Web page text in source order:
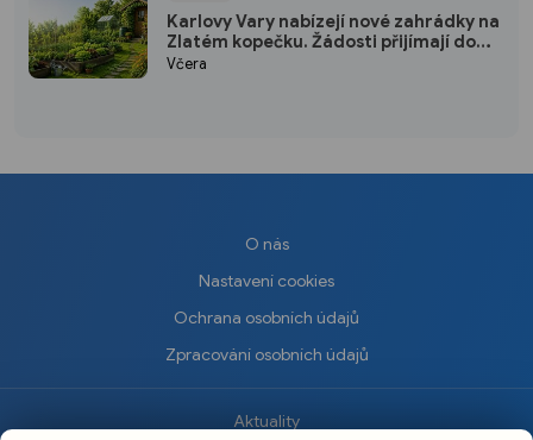
Karlovy Vary nabízejí nové zahrádky na
Zlatém kopečku. Žádosti přijímají do
konce srpna
Včera
O nás
Nastavení cookies
Ochrana osobních údajů
Zpracování osobních údajů
Aktuality